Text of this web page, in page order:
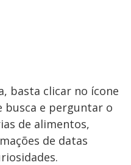
basta clicar no ícone
busca e perguntar o
de alimentos,
de datas